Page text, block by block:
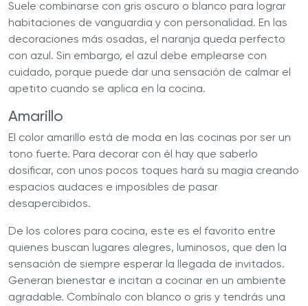
Suele combinarse con gris oscuro o blanco para lograr
habitaciones de vanguardia y con personalidad. En las
decoraciones más osadas, el naranja queda perfecto
con azul. Sin embargo, el azul debe emplearse con
cuidado, porque puede dar una sensación de calmar el
apetito cuando se aplica en la cocina.
Amarillo
El color amarillo está de moda en las cocinas por ser un
tono fuerte. Para decorar con él hay que saberlo
dosificar, con unos pocos toques hará su magia creando
espacios audaces e imposibles de pasar
desapercibidos.
De los colores para cocina, este es el favorito entre
quienes buscan lugares alegres, luminosos, que den la
sensación de siempre esperar la llegada de invitados.
Generan bienestar e incitan a cocinar en un ambiente
agradable. Combínalo con blanco o gris y tendrás una